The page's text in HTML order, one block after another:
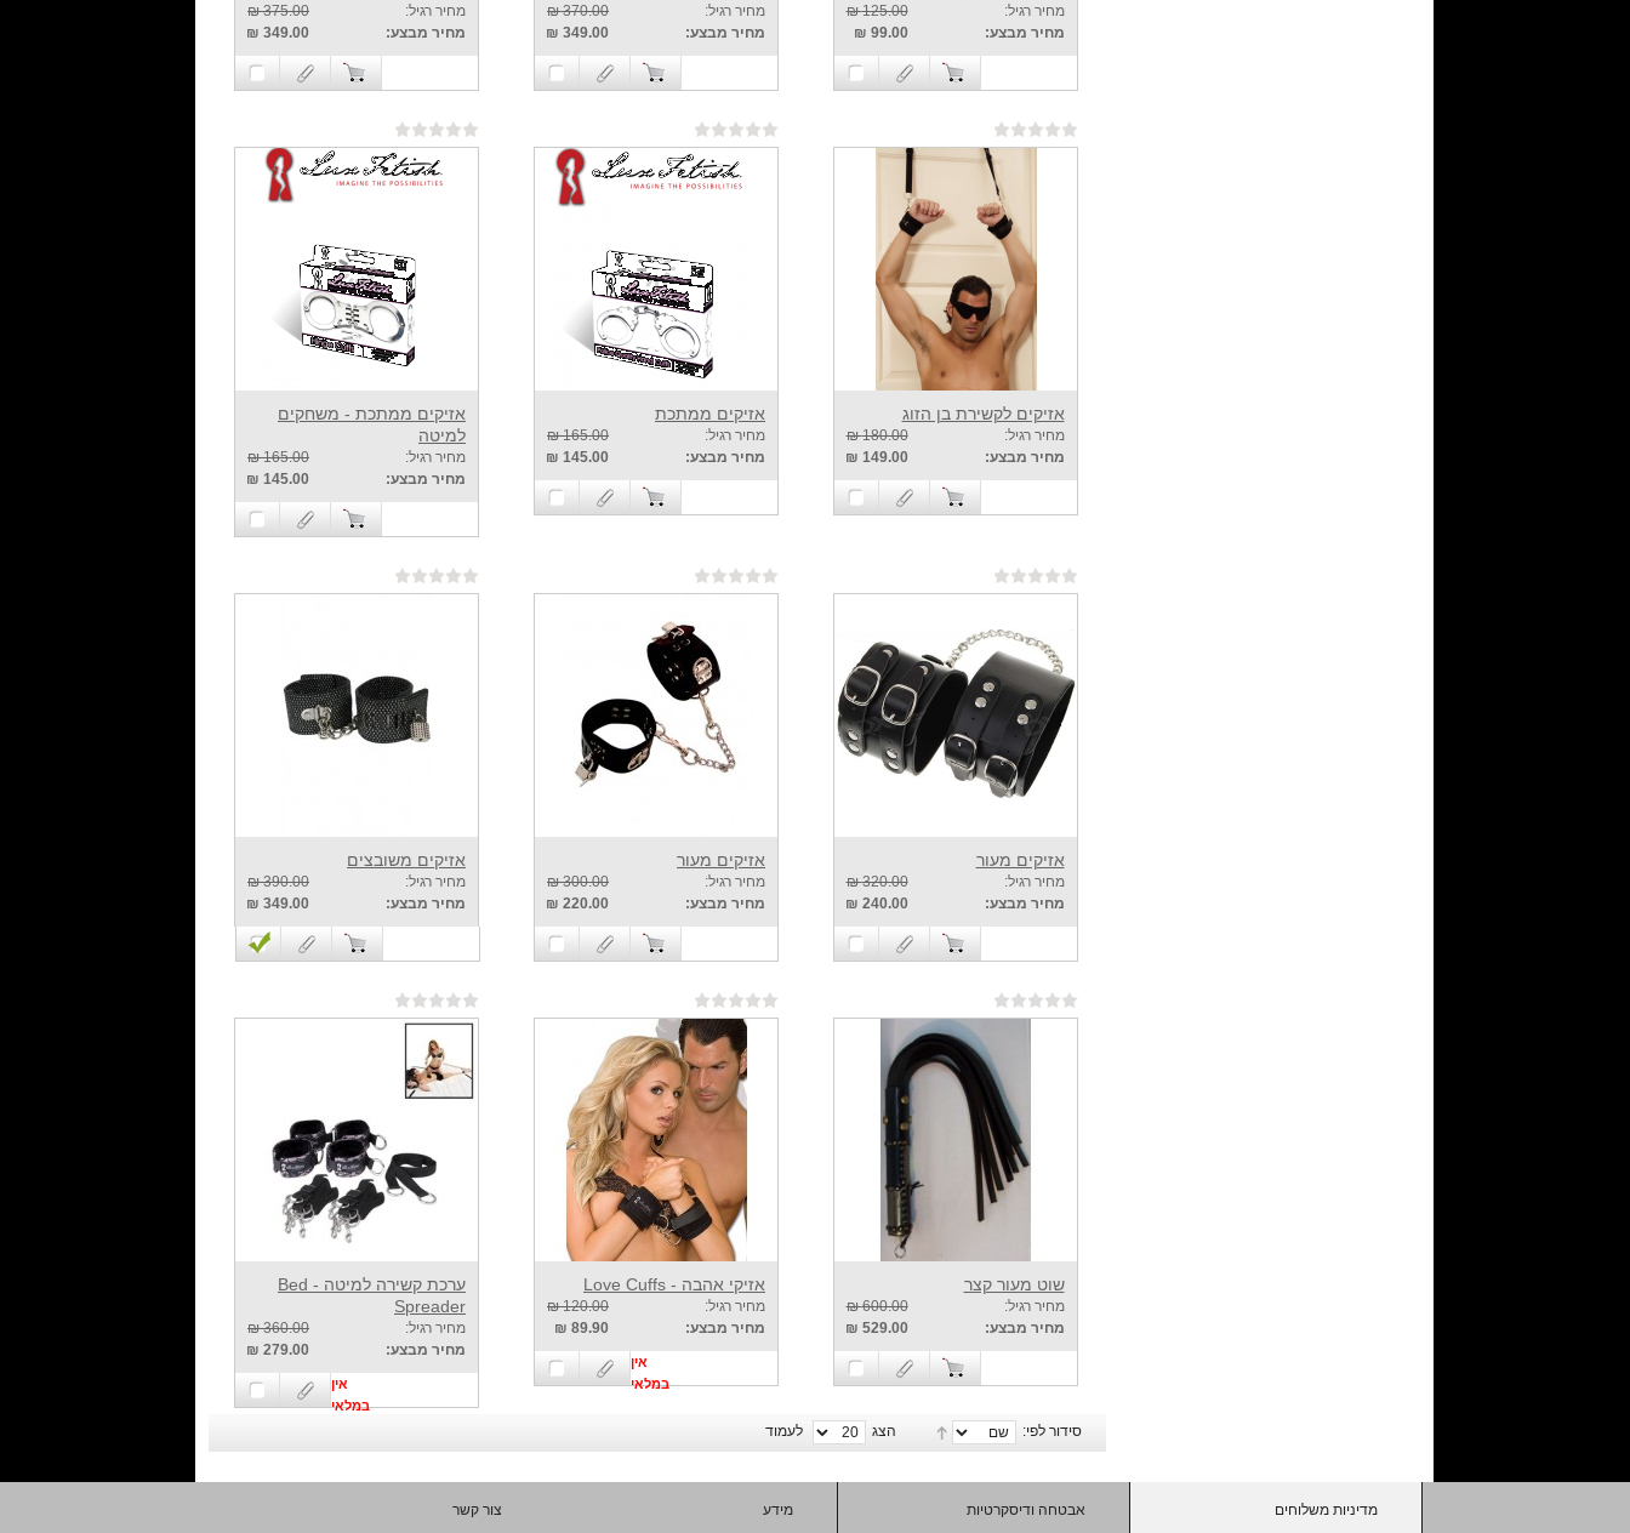
מחיר רגיל:
125.00 ₪
מחיר מבצע:
99.00 ₪
מחיר רגיל:
370.00 ₪
מחיר מבצע:
349.00 ₪
מחיר רגיל:
375.00 ₪
מחיר מבצע:
349.00 ₪
אזיקים לקשירת בן הזוג
מחיר רגיל:
180.00 ₪
מחיר מבצע:
149.00 ₪
אזיקים ממתכת
מחיר רגיל:
165.00 ₪
מחיר מבצע:
145.00 ₪
אזיקים ממתכת - משחקים
למיטה
מחיר רגיל:
165.00 ₪
מחיר מבצע:
145.00 ₪
אזיקים מעור
מחיר רגיל:
320.00 ₪
מחיר מבצע:
240.00 ₪
אזיקים מעור
מחיר רגיל:
300.00 ₪
מחיר מבצע:
220.00 ₪
אזיקים משובצים
מחיר רגיל:
390.00 ₪
מחיר מבצע:
349.00 ₪
שוט מעור קצר
מחיר רגיל:
600.00 ₪
מחיר מבצע:
529.00 ₪
אזיקי אהבה - Love Cuffs
מחיר רגיל:
120.00 ₪
מחיר מבצע:
89.90 ₪
אין
במלאי
ערכת קשירה למיטה - Bed
Spreader
מחיר רגיל:
360.00 ₪
מחיר מבצע:
279.00 ₪
אין
במלאי
סידור לפי: הצג לעמוד
מדיניות משלוחים אבטחה ודיסקרטיות מידע צור קשר